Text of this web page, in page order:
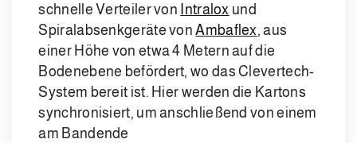
schnelle Verteiler von Intralox und
Spiralabsenkgeräte vonAmbaflex, aus
einer Höhe von etwa 4 Metern auf die
Bodenebene befördert, wo das Clevertech-
System bereit ist. Hier werden die Kartons
synchronisiert, um anschließend von einem
am Bandende